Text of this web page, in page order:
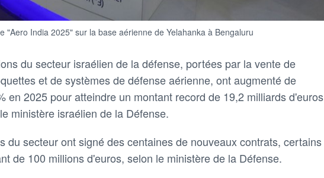
"Aero India 2025" sur la base aérienne de Yelahanka à Bengaluru
‌du secteur israélien de la défense, portées par la vente ​de
et de systèmes de défense aérienne, ont augmenté de
en 2025 pour atteindre un ​montant record de 19,2 milliards
ministère israélien ​de la Défense.
du secteur ⁠ont signé des centaines de nouveaux contrats, certains
de 100 millions d'euros, selon le ministère de la Défense.